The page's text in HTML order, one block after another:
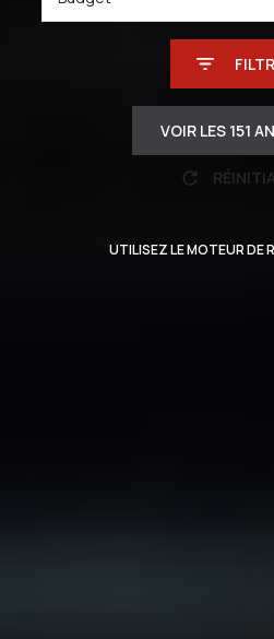
VOIR LES 151
UTILISEZ LE MOTEUR DE